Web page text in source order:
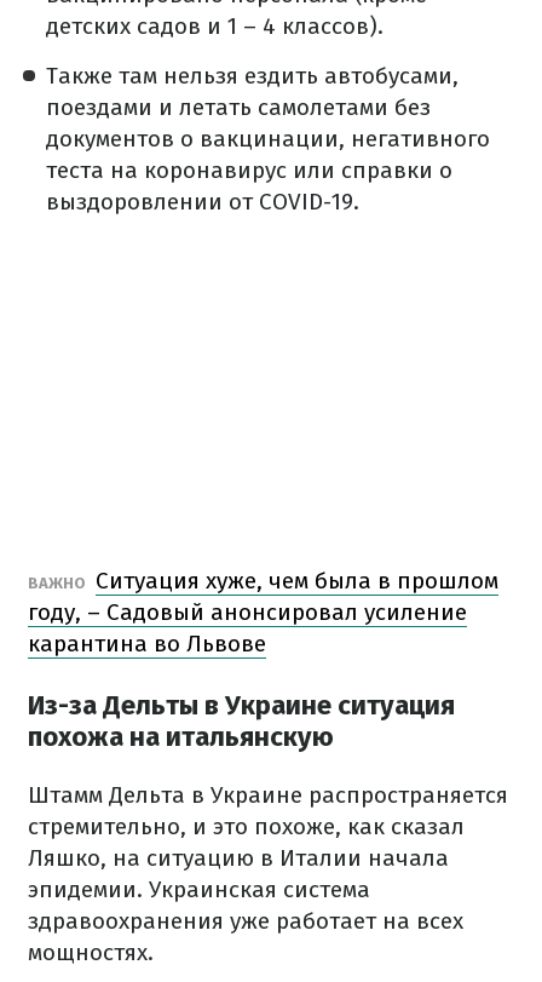
детских садов и 1 – 4 классов).
Также там нельзя ездить автобусами,
поездами и летать самолетами без
документов о вакцинации, негативного
теста на коронавирус или справки о
выздоровлении от COVID-19.
ВАЖНО
Ситуация хуже, чем была в прошлом
году, – Садовый анонсировал усиление
карантина во Львове
Из-за Дельты в Украине ситуация
похожа на итальянскую
Штамм Дельта в Украине распространяется
стремительно, и это похоже, как сказал
Ляшко, на ситуацию в Италии начала
эпидемии. Украинская система
здравоохранения уже работает на всех
мощностях.